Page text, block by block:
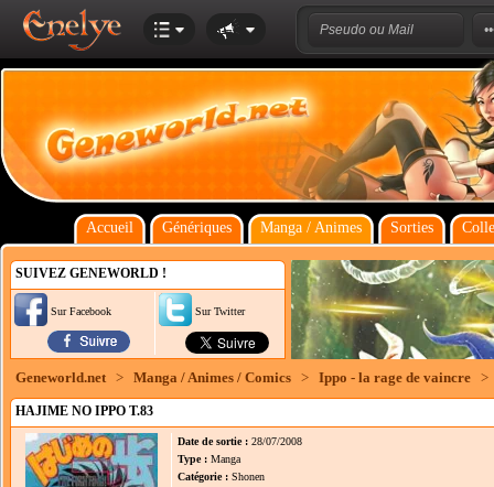
Accueil Génériques Manga / Animes Sorties
SUIVEZ GENEWORLD !
Sur Facebook Sur Twitter
Geneworld.net > Manga / Animes / Comics > Ippo - la rage de vaincre >
HAJIME NO IPPO T.83
Date de sortie : 28/07/2008
Type : Manga
Catégorie : Shonen